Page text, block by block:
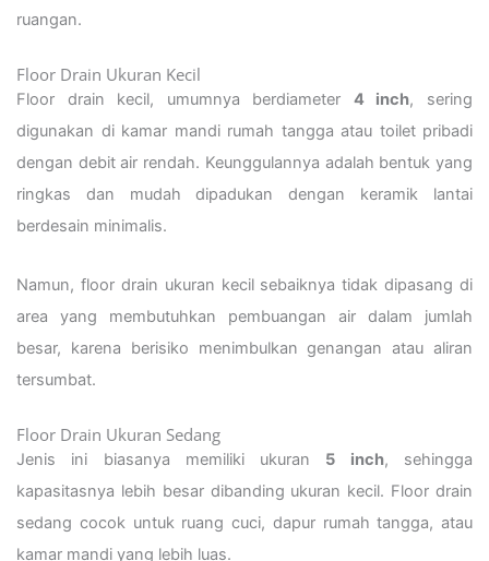
ruangan.
Floor Drain Ukuran Kecil
Floor drain kecil, umumnya berdiameter 4 inch, sering
digunakan di kamar mandi rumah tangga atau toilet pribadi
dengan debit air rendah. Keunggulannya adalah bentuk yang
ringkas dan mudah dipadukan dengan keramik lantai
berdesain minimalis.
Namun, floor drain ukuran kecil sebaiknya tidak dipasang di
area yang membutuhkan pembuangan air dalam jumlah
besar, karena berisiko menimbulkan genangan atau aliran
tersumbat.
Floor Drain Ukuran Sedang
Jenis ini biasanya memiliki ukuran 5 inch, sehingga
kapasitasnya lebih besar dibanding ukuran kecil. Floor drain
sedang cocok untuk ruang cuci, dapur rumah tangga, atau
kamar mandi yang lebih luas.